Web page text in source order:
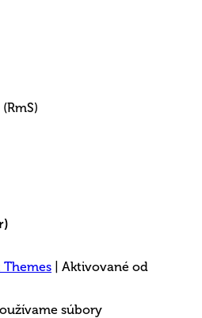
Themes | Aktivované od
súbory